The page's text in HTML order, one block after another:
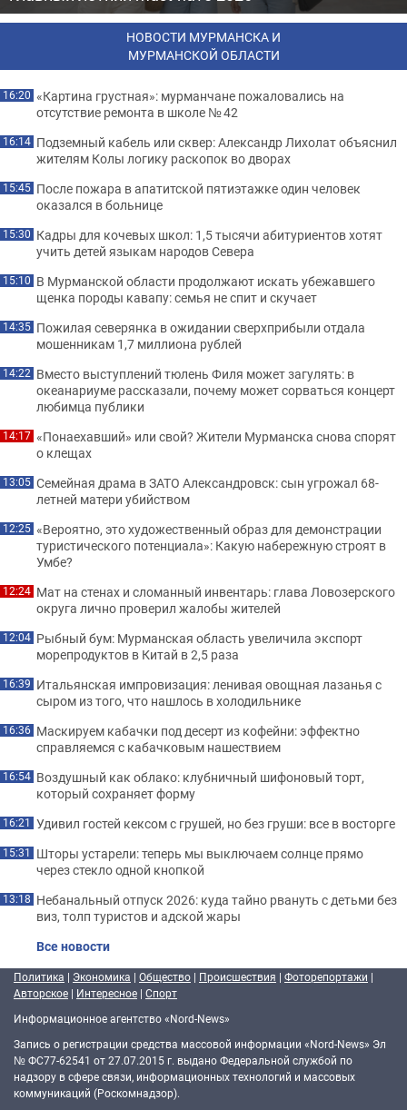
НОВОСТИ МУРМАНСКА И
МУРМАНСКОЙ ОБЛАСТИ
16:20 «Картина грустная»: мурманчане пожаловались на
отсутствие ремонта в школе № 42
16:14 Подземный кабель или сквер: Александр Лихолат объяснил
жителям Колы логику раскопок во дворах
15:45 После пожара в апатитской пятиэтажке один человек
оказался в больнице
15:30 Кадры для кочевых школ: 1,5 тысячи абитуриентов хотят
учить детей языкам народов Севера
15:10 В Мурманской области продолжают искать убежавшего
щенка породы кавапу: семья не спит и скучает
14:35 Пожилая северянка в ожидании сверхприбыли отдала
мошенникам 1,7 миллиона рублей
14:22 Вместо выступлений тюлень Филя может загулять: в
океанариуме рассказали, почему может сорваться концерт
любимца публики
14:17 «Понаехавший» или свой? Жители Мурманска снова спорят
о клещах
13:05 Семейная драма в ЗАТО Александровск: сын угрожал 68-
летней матери убийством
12:25 «Вероятно, это художественный образ для демонстрации
туристического потенциала»: Какую набережную строят в
Умбе?
12:24 Мат на стенах и сломанный инвентарь: глава Ловозерского
округа лично проверил жалобы жителей
12:04 Рыбный бум: Мурманская область увеличила экспорт
морепродуктов в Китай в 2,5 раза
16:39 Итальянская импровизация: ленивая овощная лазанья с
сыром из того, что нашлось в холодильнике
16:36 Маскируем кабачки под десерт из кофейни: эффектно
справляемся с кабачковым нашествием
16:54 Воздушный как облако: клубничный шифоновый торт,
который сохраняет форму
16:21 Удивил гостей кексом с грушей, но без груши: все в восторге
15:31 Шторы устарели: теперь мы выключаем солнце прямо
через стекло одной кнопкой
13:18 Небанальный отпуск 2026: куда тайно рвануть с детьми без
виз, толп туристов и адской жары
Все новости
Политика | Экономика | Общество | Происшествия | Фоторепортажи |
Авторское | Интересное | Спорт
Информационное агентство «Nord-News»
Запись о регистрации средства массовой информации «Nord-News» Эл
№ ФС77-62541 от 27.07.2015 г. выдано Федеральной службой по
надзору в сфере связи, информационных технологий и массовых
коммуникаций (Роскомнадзор).